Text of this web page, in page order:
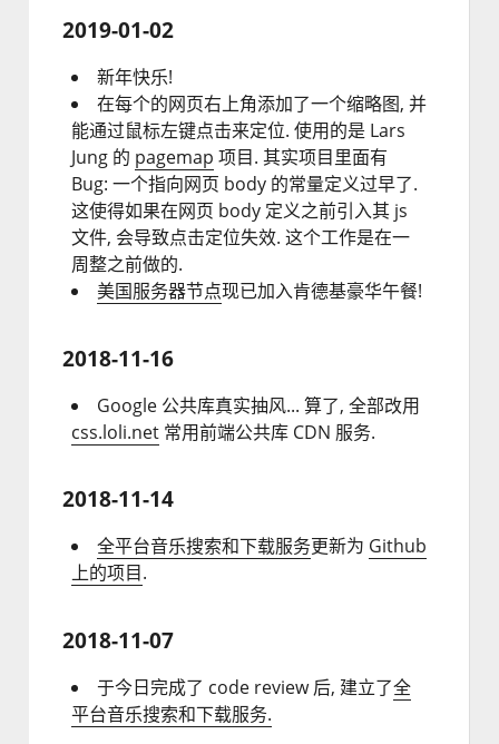
2019-01-02
新年快乐!
在每个的网页右上角添加了一个缩略图, 并
能通过鼠标左键点击来定位. 使用的是 Lars
Jung 的 pagemap 项目. 其实项目里面有
Bug: 一个指向网页 body 的常量定义过早了.
这使得如果在网页 body 定义之前引入其 js
文件, 会导致点击定位失效. 这个工作是在一
周整之前做的.
美国服务器节点现已加入肯德基豪华午餐!
2018-11-16
Google 公共库真实抽风... 算了, 全部改用
css.loli.net常用前端公共库 CDN 服务.
2018-11-14
全平台音乐搜索和下载服务更新为 Github
上的项目.
2018-11-07
于今日完成了 code review 后, 建立了全
平台音乐搜索和下载服务.